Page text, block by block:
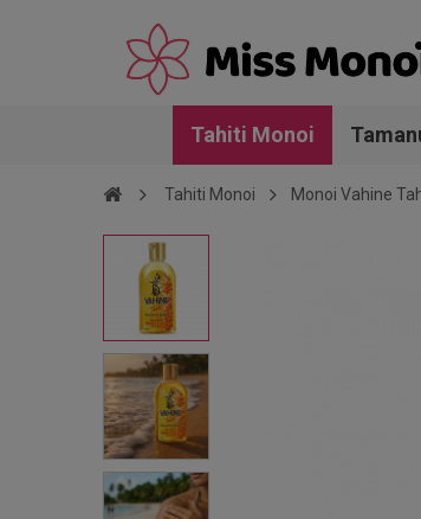
Tahiti Monoi
Tahiti Monoi Monoi Vahine